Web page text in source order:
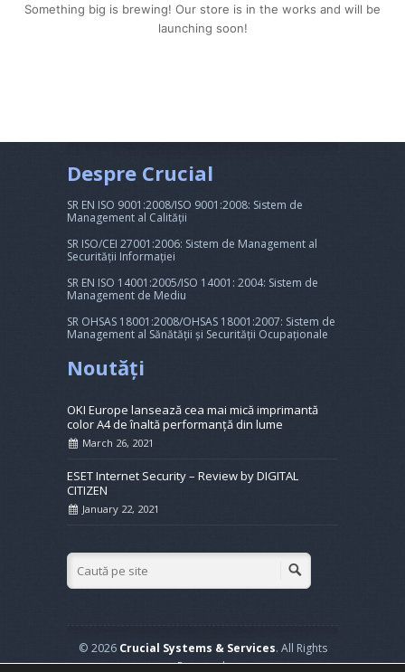
Something big is brewing! Our store is in the works and will be
launching soon!
Despre Crucial
SR EN ISO 9001:2008/ISO 9001:2008: Sistem de
Management al Calității
SR ISO/CEI 27001:2006: Sistem de Management al
Securității Informației
SR EN ISO 14001:2005/ISO 14001: 2004: Sistem de
Management de Mediu
SR OHSAS 18001:2008/OHSAS 18001:2007: Sistem de
Management al Sănătății și Securității Ocupaționale
Noutăți
OKI Europe lansează cea mai mică imprimantă
color A4 de înaltă performanță din lume
March 26, 2021
ESET Internet Security – Review by DIGITAL
CITIZEN
January 22, 2021
© 2026 Crucial Systems & Services. All Rights
Reserved.